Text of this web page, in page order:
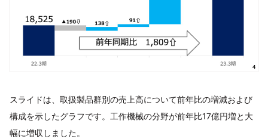
スライドは、取扱製品群別の売上高について前年比の増減および
構成を示したグラフです。工作機械の分野が前年比17億円増と大
幅に増収しました。